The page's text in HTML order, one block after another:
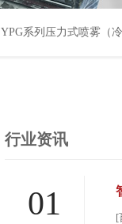
YPG系列压力式喷雾（
行业资讯
01
[